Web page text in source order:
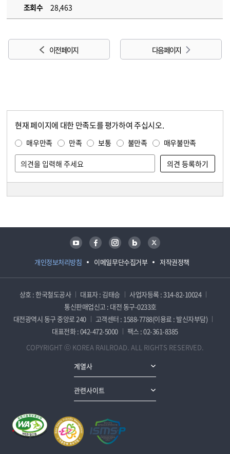
조회수
28,463
이전 페이지 다음 페이지
현재 페이지에 대한 만족도를 평가하여 주십시오.
매우만족 만족 보통 불만족 매우불만족
개인정보처리방침 이메일무단수집거부 저작권정책
유튜브 페이스북 인스타그램 블로그 트위터
상호 : 한국철도공사 대표자 : 김태승
사업자등록 : 314-82-10024
통신판매업신고 : 대전 동구-0233호
대전광역시 동구 중앙로 240
고객센터 : 1588-7788(이용료 : 발신자부담)
대표전화 : 042-472-5000
팩스 : 02-361-8385
COPYRIGHT ⓒ KOREA RAILROAD. ALL RIGHTS RESERVED.
계열사
관련사이트